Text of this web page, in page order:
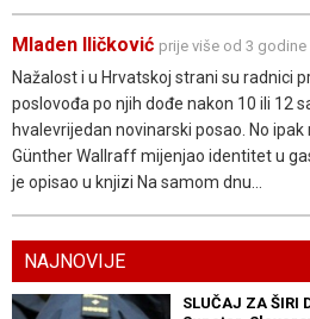
Mladen Iličković prije više od 3 godine
Nažalost i u Hrvatskoj strani su radnici
poslovođa po njih dođe nakon 10 ili 12
hvalevrijedan novinarski posao. No
Günther Wallraff mijenjao identitet u
je opisao u knjizi Na samom dnu...
NAJNOVIJE
SLUČAJ ZA ŠIRI